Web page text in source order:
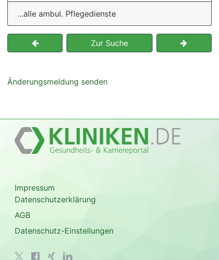
...alle ambul. Pflegedienste
Zur Suche
Änderungsmeldung senden
Impressum
Datenschutzerklärung
AGB
Datenschutz-Einstellungen